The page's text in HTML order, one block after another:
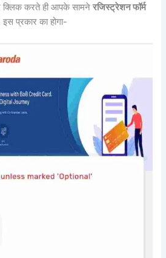
क्लिक करते ही आपके सामनेरजिस्ट्रेशन फॉर्म
प्रकार का होगा-